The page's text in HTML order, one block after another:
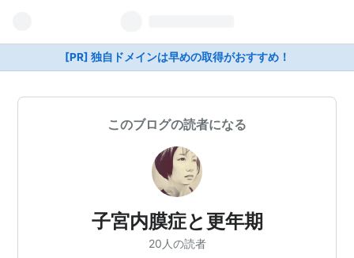
[PR] 独自ドメインは早めの取得がおすすめ！
このブログの読者になる
子宮内膜症と更年期
20人の読者